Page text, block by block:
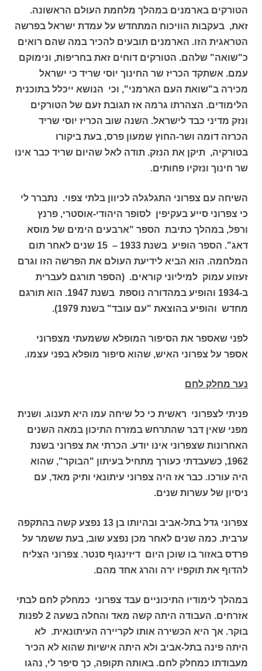
הטורקים בארמנים במהלך מלחמת העולם הראשונה.
זאת, בעקבות הוויכוח המתחדש על עמדת ישראל בפרשה
הטראגית הזו. הארמנים תובעים להכיר במה שהם רואים
כ"שואה" שלהם. הטורקים דוחים זאת בחריפות, ונימוקם
עמם. אשתקד הכריז שר החינוך יוסי שריד כי ישראל
מכירה ב"שואת העם הארמני", וכי הנושא ייכלל בתוכנית
הלימודים. הצהרתו גרמה אז תגובת זעם של הטורקים
ונזק מדיני כבד לישראל. השנה שוב הכריז יוסי שריד
הכרזה דומה ושר-החוץ שמעון פרס, בעת ביקורו
בטורקיה, תיקן את הנזק. תודה לאל שהיום שריד כבר אינו
שר חינוך ונזקיו פחותים.
השיחה עם צפרוני התגלגלה לכיוון בלתי צפוי. נתברר לי
כי צפרוני סייע בעקיפין לסופר היהודי-אוסטרי, פרנץ
ורפל, במהלך כתיבת הספר "ארבעים הימים של מוסא
דאג". הספר הופיע בשנת 1933 – 15 שנים לאחר תום
המלחמה. הוא הביא לידיעת העולם את הפרשה הזו וגרם
זעזוע עמוק למיליוני קוראים. (הספר תורגם לעברית
ב-1934 והופיע במהדורה נוספת בשנת 1947. הוא תורגם
מחדש והופיע בהוצאת "עם עובד" בשנת 1979).
לפני שאספר את הסיפור המופלא ששמעתי מצפרוני
אספר על צפרוני האיש, שהוא סיפור מופלא בפני עצמו.
נער מחלק לחם
פניתי לצפרוני ראשית כי כל שיחה עמו היא תענוג. ושנית
מפני שאין דבר שהתרחש במזרח התיכון במאה השנים
האחרונות שצפרוני אינו יודע. הכרתי את צפרוני בשנת
1962, כשעבדתי כעורך מתחיל בעיתון "הבוקר", שהוא
היה עורכו. כבר אז היה צפרוני עיתונאי ותיק מאד, עם
ניסיון של עשרות שנים.
צפרוני גדל בתל-אביב ובהיותו בן 13 נפצע קשה בהתקפה
ערבית. כמה שנים לאחר מכן נפצע שוב, בעת ששמר על
פרדס באזור בו שוכן היום דיזינגוף סנטר. צפרוני הצליח
להדוף את תוקפיו ירה והרג אחד מהם.
במהלך לימודיו התיכוניים עבד צפרוני כמחלק לחם לבתי
אזרחים. העבודה היתה קשה מאד והחלה בשעה 2 לפנות
בוקר. אך היא הכשירה אותו לקריירה העיתונאית. לא
היתה פינה בתל-אביב ולא היתה אישיות שהוא לא הכיר
מעבודתו כמחלק לחם. באותה תקופה, כך סיפר לי, נהגו